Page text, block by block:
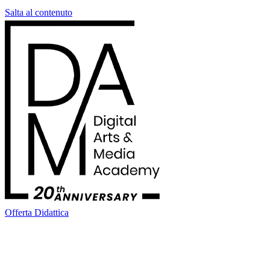
Salta al contenuto
Offerta Didattica